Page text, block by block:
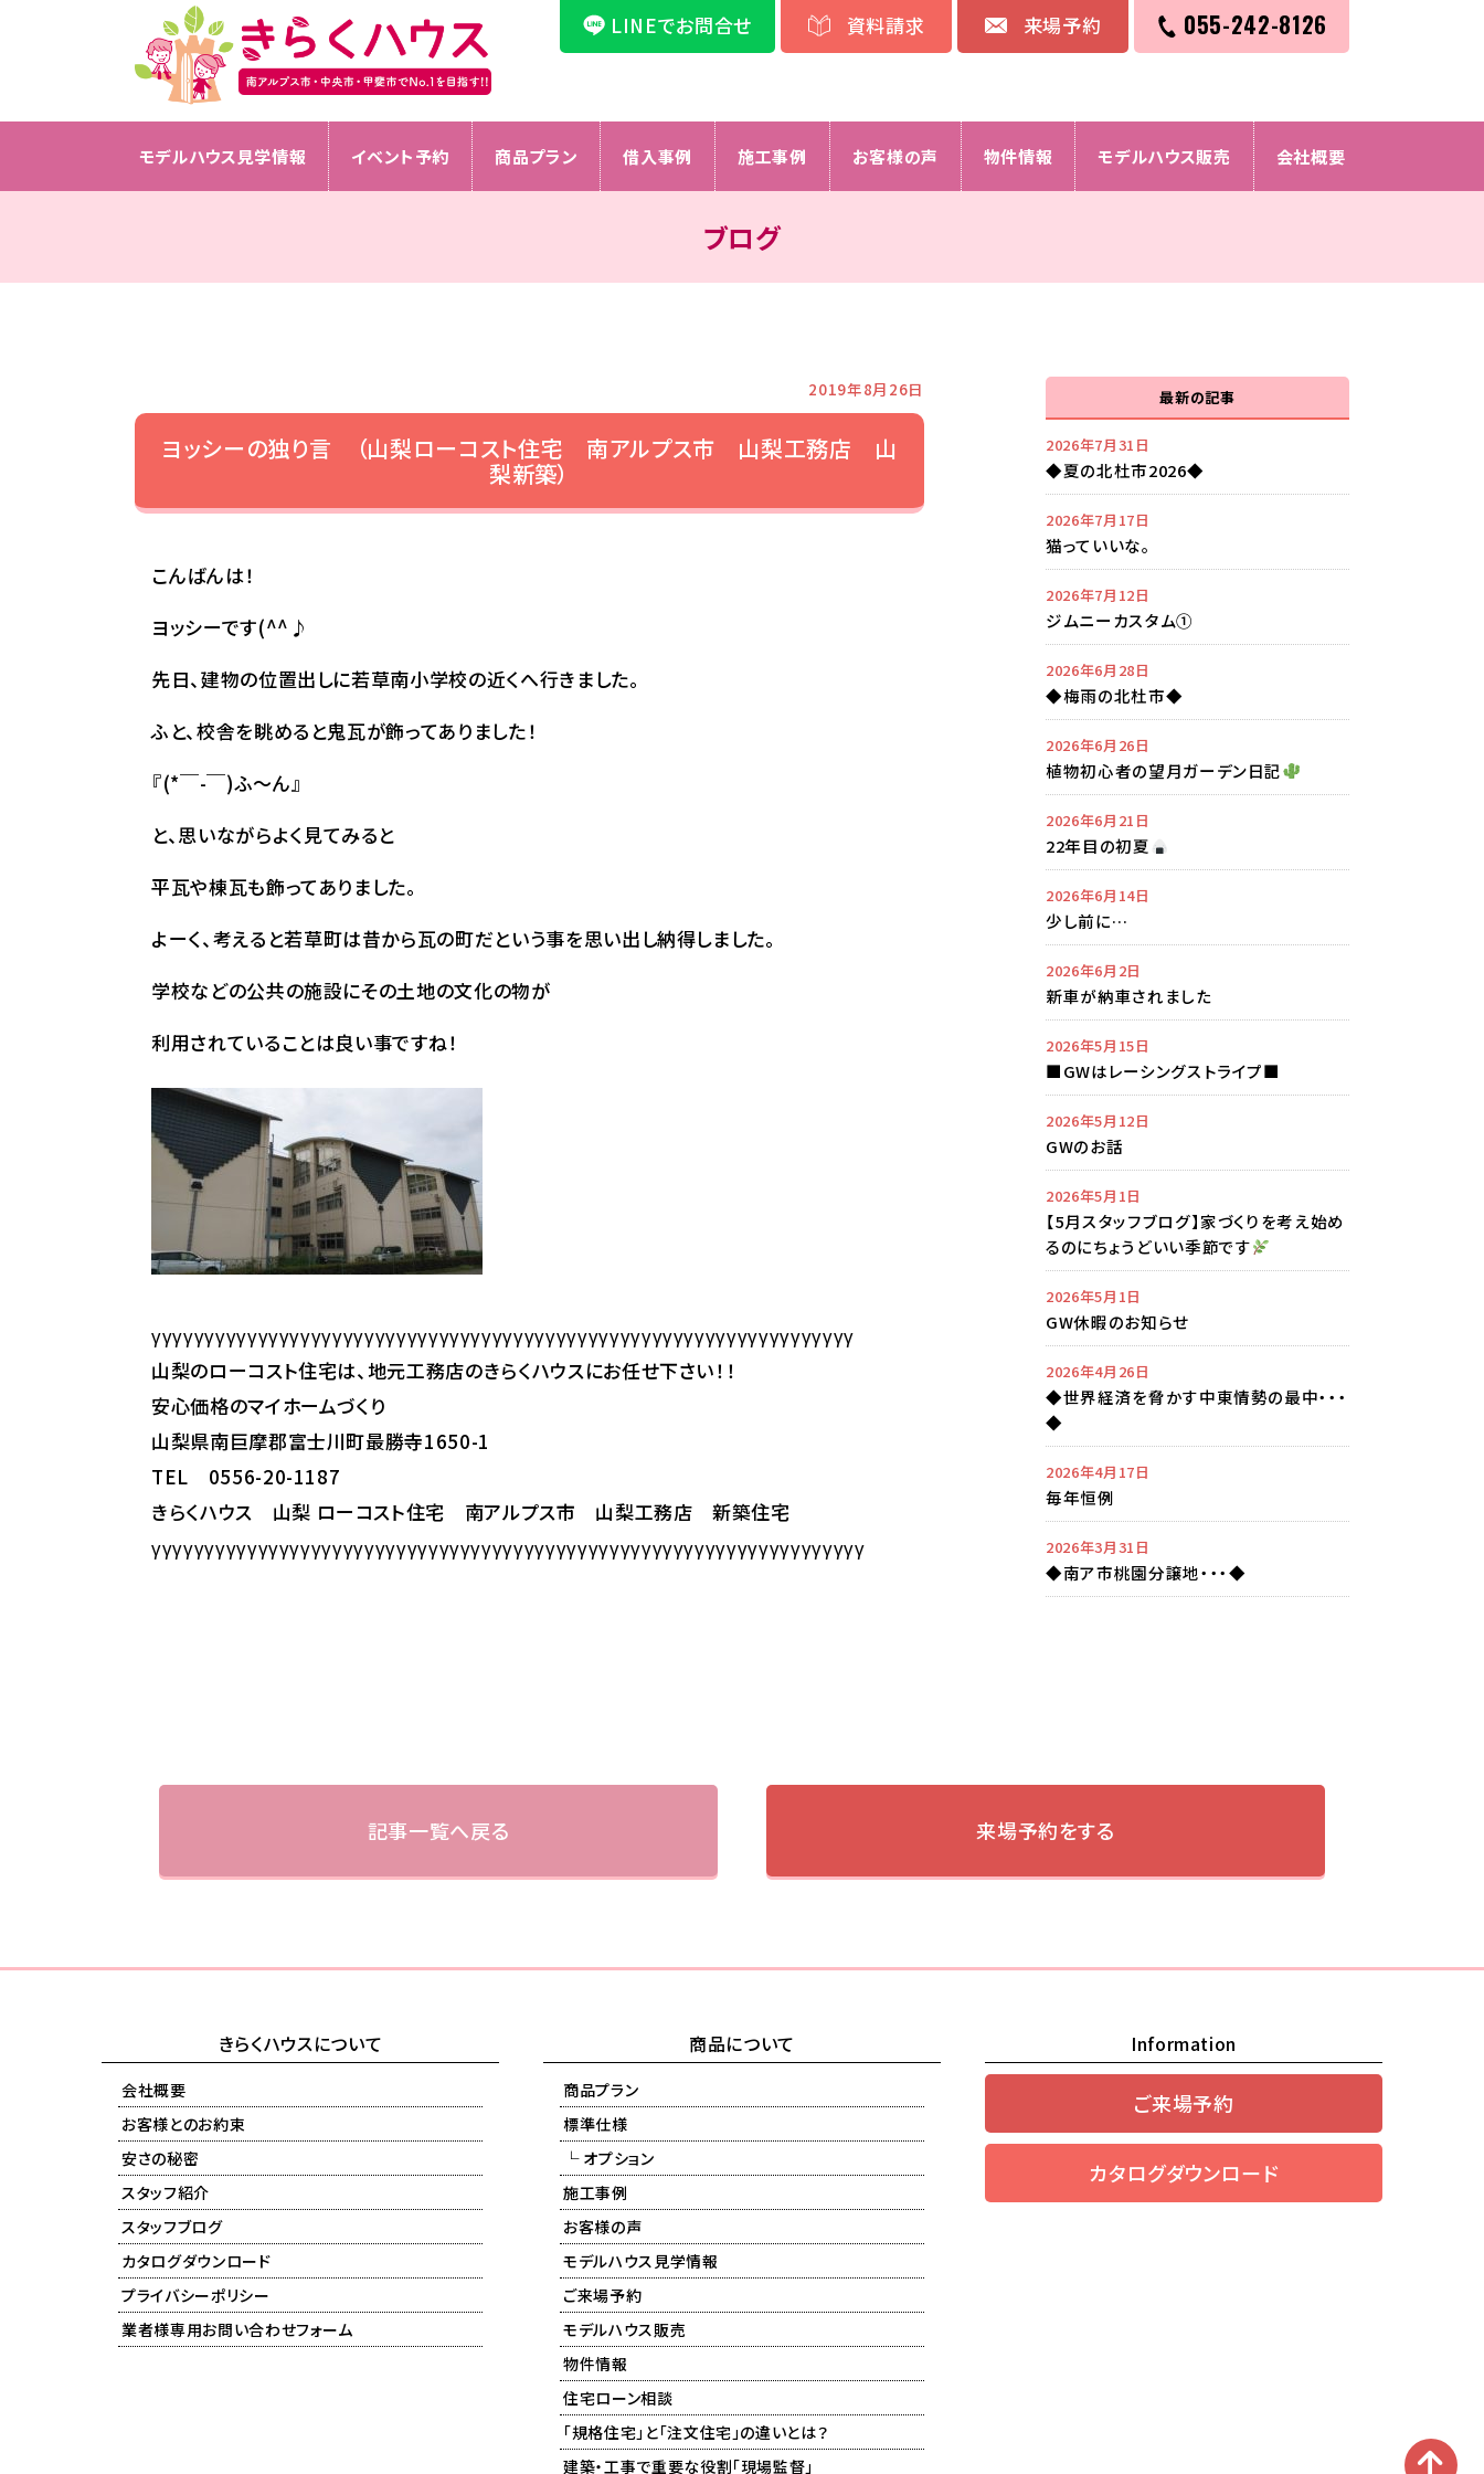
LINEでお問合せ 資料請求 来場予約 055-242-8126
モデルハウス見学情報 イベント予約 商品プラン 借入事例 施工事例 お客様の声 物件情報 モデルハウス販売 会社概要
ブログ
2019年8月26日
ヨッシーの独り言 （山梨ローコスト住宅 南アルプス市 山梨工務店 山
梨新築）
こんばんは！
ヨッシーです(^^♪
先日、建物の位置出しに若草南小学校の近くへ行きました。
ふと、校舎を眺めると鬼瓦が飾ってありました！
『(*￣-￣)ふ～ん』
と、思いながらよく見てみると
平瓦や棟瓦も飾ってありました。
よーく、考えると若草町は昔から瓦の町だという事を思い出し納得しました。
学校などの公共の施設にその土地の文化の物が
利用されていることは良い事ですね！
γγγγγγγγγγγγγγγγγγγγγγγγγγγγγγγγγγγγγγγγγγγγγγγγγγγγγγγγγγγγγγγγγγ
山梨のローコスト住宅は、地元工務店のきらくハウスにお任せ下さい！！
安心価格のマイホームづくり
山梨県南巨摩郡富士川町最勝寺1650-1
TEL 0556-20-1187
きらくハウス 山梨 ローコスト住宅 南アルプス市 山梨工務店 新築住宅
γγγγγγγγγγγγγγγγγγγγγγγγγγγγγγγγγγγγγγγγγγγγγγγγγγγγγγγγγγγγγγγγγγγ
最新の記事
2026年7月31日
◆夏の北杜市2026◆
2026年7月17日
猫っていいな。
2026年7月12日
ジムニーカスタム①
2026年6月28日
◆梅雨の北杜市◆
2026年6月26日
植物初心者の望月ガーデン日記
2026年6月21日
22年目の初夏
2026年6月14日
少し前に…
2026年6月2日
新車が納車されました
2026年5月15日
■GWはレーシングストライプ■
2026年5月12日
GWのお話
2026年5月1日
【5月スタッフブログ】家づくりを考え始め
るのにちょうどいい季節です
2026年5月1日
GW休暇のお知らせ
2026年4月26日
◆世界経済を脅かす中東情勢の最中・・・
◆
2026年4月17日
毎年恒例
2026年3月31日
◆南ア市桃園分譲地・・・◆
記事一覧へ戻る 来場予約をする
きらくハウスについて
会社概要
お客様とのお約束
安さの秘密
スタッフ紹介
スタッフブログ
カタログダウンロード
プライバシーポリシー
業者様専用お問い合わせフォーム
商品について
商品プラン
標準仕様
└ オプション
施工事例
お客様の声
モデルハウス見学情報
ご来場予約
モデルハウス販売
物件情報
住宅ローン相談
「規格住宅」と「注文住宅」の違いとは？
建築・工事で重要な役割「現場監督」
Information
ご来場予約
カタログダウンロード